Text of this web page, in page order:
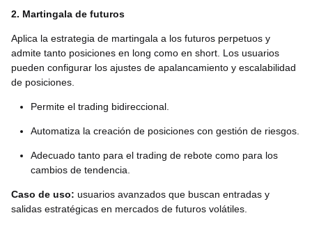
2. Martingala de futuros
Aplica la estrategia de martingala a los futuros perpetuos y
admite tanto posiciones en long como en short. Los usuarios
pueden configurar los ajustes de apalancamiento y escalabilidad
de posiciones.
Permite el trading bidireccional.
Automatiza la creación de posiciones con gestión de riesgos.
Adecuado tanto para el trading de rebote como para los
cambios de tendencia.
Caso de uso: usuarios avanzados que buscan entradas y
salidas estratégicas en mercados de futuros volátiles.